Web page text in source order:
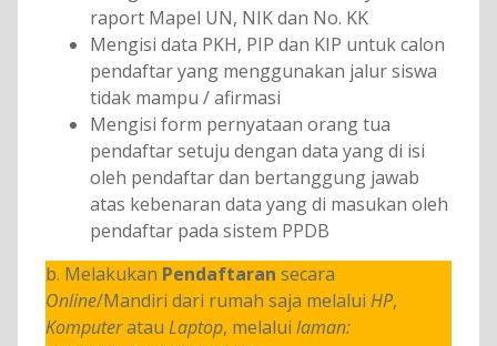
raport Mapel UN, NIK dan No. KK
Mengisi data PKH, PIP dan KIP untuk calon
pendaftar yang menggunakan jalur siswa
tidak mampu / afirmasi
Mengisi form pernyataan orang tua
pendaftar setuju dengan data yang di isi
oleh pendaftar dan bertanggung jawab
atas kebenaran data yang di masukan oleh
pendaftar pada sistem PPDB
b. Melakukan Pendaftaran secara
Online/Mandiri dari rumah saja melalui HP,
Komputeratau Laptop, melalui laman: